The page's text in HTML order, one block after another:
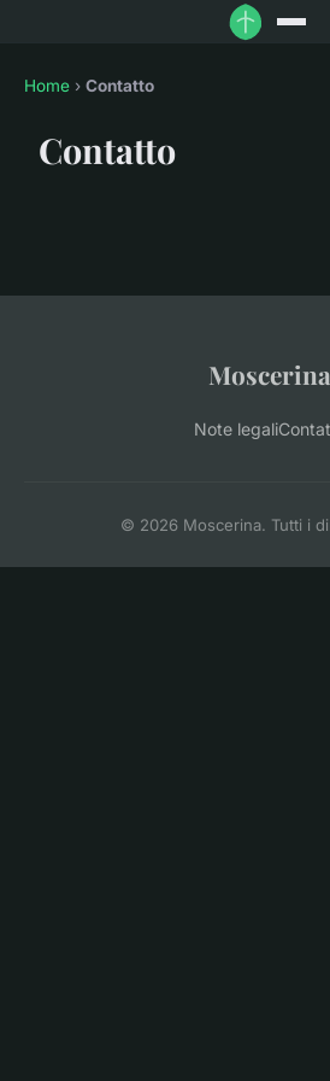
Home › Contatto
Contatto
Moscerina
Note legali
© 2026 Moscerina. Tutti i